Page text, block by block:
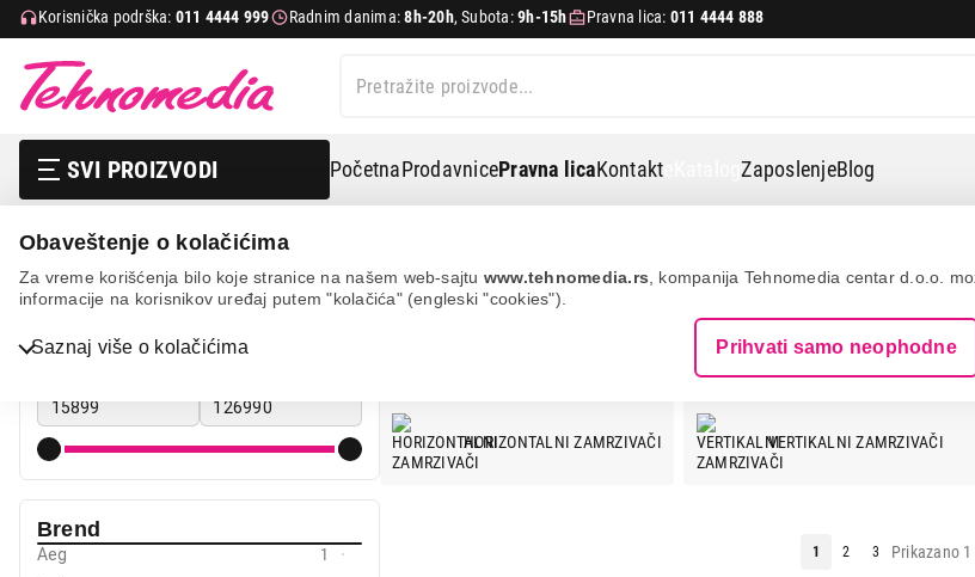
Obaveštenje o kolačićima
Za vreme korišćenja bilo koje stranice na našem web-sajtu www.tehnomedia.rs , kompanija Tehnomedia centar d.o.o.
informacije na korisnikov uređaj putem "kolačića" (engleski "cookies").
Saznaj više o kolačićima Prihvati samo neophodne
Korisnička podrška: 011 4444 999 Radnim danima:8h-20h, Subota:9h-15h Pravna lica: 011 4444 888
SVI PROIZVODI PočetnaProdavnicePravna licaKontakt eKatalogZaposlenjeBlog
TV, audio, video i foto
Mobilni telefoni i tableti
Mali kućni aparati
Bela tehnika Zamrzivači
Cena
Brend
Aeg
1
HORIZONTALNI ZAMRZIVAČI VERTIKALNI ZAMRZIVAČI
Prikazano
1 2 3